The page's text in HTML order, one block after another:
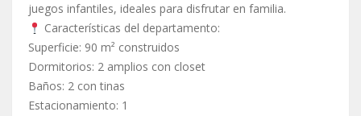
juegos infantiles, ideales para disfrutar en familia.
Características del departamento:
Superficie: 90 m² construidos
Dormitorios: 2 amplios con closet
Baños: 2 con tinas
Estacionamiento: 1